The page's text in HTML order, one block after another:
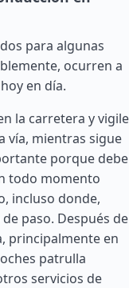
para algunas
ocurren a
en día.
la carretera y vigile
vía, mientras sigue
porque debe
todo momento
incluso donde,
paso. Después de
principalmente en
patrulla
servicios de